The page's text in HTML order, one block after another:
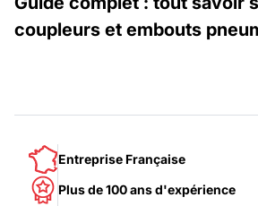
coupleurs et embouts
Entreprise Française
Plus de 100 ans d'expérience